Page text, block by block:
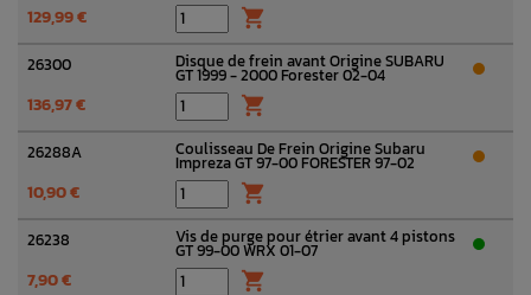
129,99 € 
26300 Disque de frein avant Origine SUBARU
GT 1999 - 2000 Forester 02-04
136,97 € 
26288A Coulisseau De Frein Origine Subaru
Impreza GT 97-00 FORESTER 97-02
10,90 € 
26238 Vis de purge pour étrier avant 4 pistons
GT 99-00 WRX 01-07
7,90 € 